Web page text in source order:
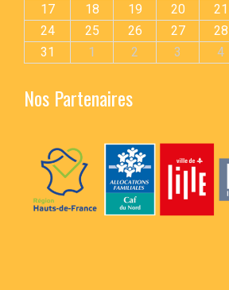
17
18 19 20 21
24
25 26 27 28
31
1 2 3 4
Nos Partenaires